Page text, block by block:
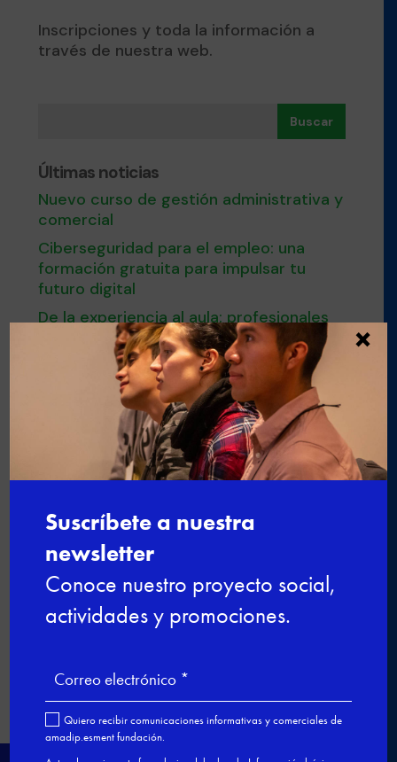
Inscripciones y toda la información a
través de nuestra web.
Buscar
Últimas noticias
Nuevo curso de gestión administrativa y
comercial
Ciberseguridad para el empleo: una
formación gratuita para impulsar tu
futuro digital
De la experiencia al aula: profesionales
que dan el salto a la docencia
Últimas plazas para el curso de Nutrición
y cocina saludable en Esment Inca
Nuestro modelo de FPDual en el
Congreso estatal sobre Empleo

←Participem com a jurat a la Balear
Skills 2025
Aprendices que ya son
×